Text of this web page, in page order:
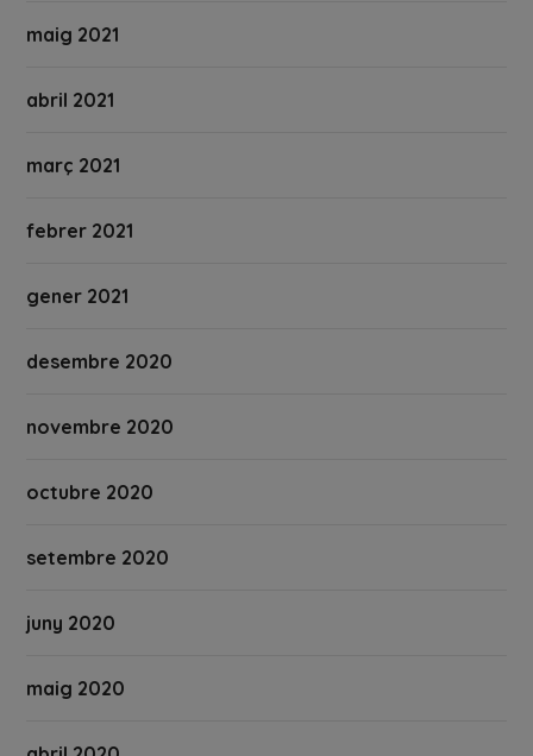
maig 2021
abril 2021
març 2021
febrer 2021
gener 2021
desembre 2020
novembre 2020
octubre 2020
setembre 2020
juny 2020
maig 2020